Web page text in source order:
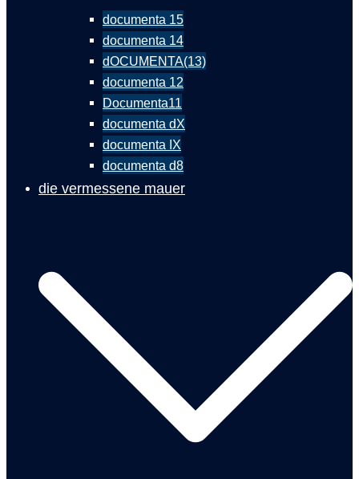
documenta 15
documenta 14
dOCUMENTA(13)
documenta 12
Documenta11
documenta dX
documenta IX
documenta d8
die vermessene mauer